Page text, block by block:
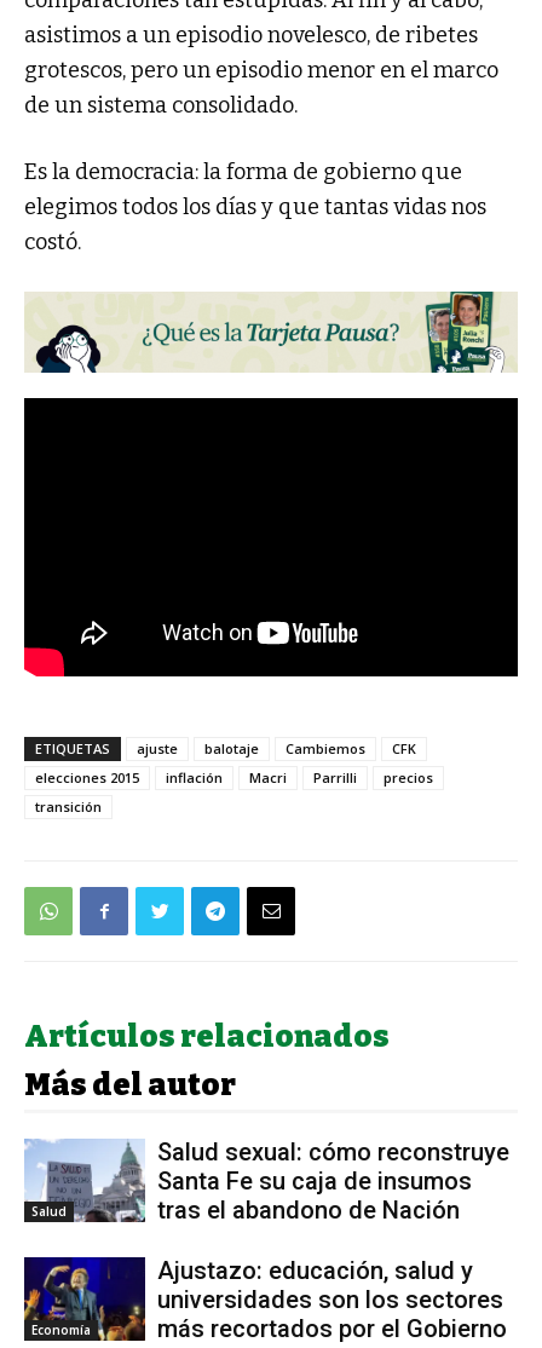
asistimos a un episodio novelesco, de ribetes
grotescos, pero un episodio menor en el marco
de un sistema consolidado.
Es la democracia: la forma de gobierno que
elegimos todos los días y que tantas vidas nos
costó.
ETIQUETAS ajuste balotaje Cambiemos
CFK
elecciones 2015
inflación Macri Parrilli
precios
transición
Artículos relacionados
Más del autor
Salud
Salud sexual: cómo reconstruye
Santa Fe su caja de insumos
tras el abandono de Nación
Economía
Ajustazo: educación, salud y
universidades son los sectores
más recortados por el Gobierno